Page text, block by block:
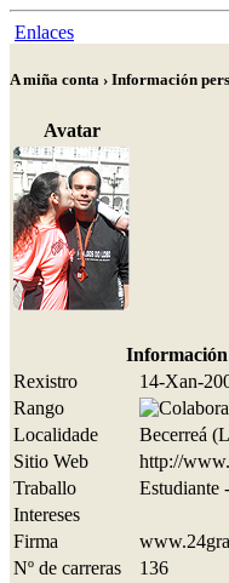
Enlaces
A miña conta › Información
Avatar
Rexistro
14-Xan-
Rango
Localidade
Becerreá
Sitio Web
http://
Traballo
Estudiante
Intereses
Firma
Nº de carreras
136